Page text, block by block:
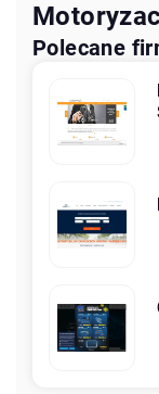
Polecane